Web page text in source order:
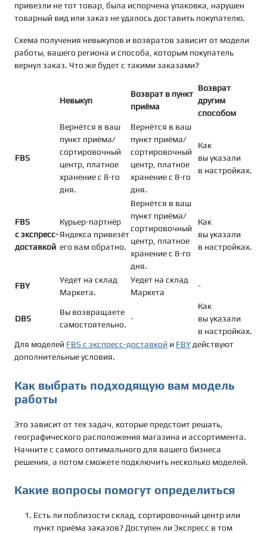
привезли не тот товар, была испорчена упаковка, нарушен
товарный вид или заказ не удалось доставить покупателю.
Схема получения невыкупов и возвратов зависит от модели
работы, вашего региона и способа, которым покупатель
вернул заказ. Что же будет с такими заказами?
Невыкуп
Возврат в пункт
приёма
Возврат
другим
способом
FBS
Вернётся в ваш
пункт приёма/
сортировочный
центр, платное
хранение с 8-го
дня.
Вернётся в ваш
пункт приёма/
сортировочный
центр, платное
хранение с 8-го
дня.
Как
вы указали
в настройках.
FBS
с экспресс-
доставкой
Курьер-партнёр
Яндекса привезёт
его вам обратно.
Вернётся в ваш
пункт приёма/
сортировочный
центр, платное
хранение с 8-го
дня.
Как
вы указали
в настройках.
FBY
Уедет на склад
Маркета.
Уедет на склад
Маркета
-
DBS
Вы возвращаете
самостоятельно.
-
Как
вы указали
в настройках.
Для моделей FBS с экспресс-доставкой и FBYдействуют
дополнительные условия.
Как выбрать подходящую вам модель
работы
Это зависит от тех задач, которые предстоит решать,
географического расположения магазина и ассортимента.
Начните с самого оптимального для вашего бизнеса
решения, а потом сможете подключить несколько моделей.
Какие вопросы помогут определиться
Есть ли поблизости склад, сортировочный центр или
пункт приёма заказов? Доступен ли Экспресс в том